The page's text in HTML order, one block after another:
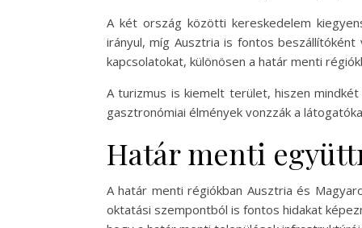
A két ország közötti kereskedelem
irányul, míg Ausztria is fontos
kapcsolatokat, különösen a határ menti
A turizmus is kiemelt terület, hiszen
gasztronómiai élmények vonzzák a
Határ menti
A határ menti régiókban Ausztria és
oktatási szempontból is fontos hidakat